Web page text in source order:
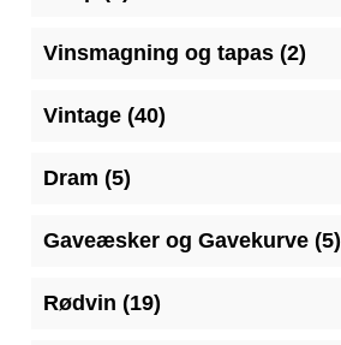
Vinsmagning og tapas 22
Vintage 4040
Dram
55
Gaveæsker og Gavekurve 55
Rødvin
1919